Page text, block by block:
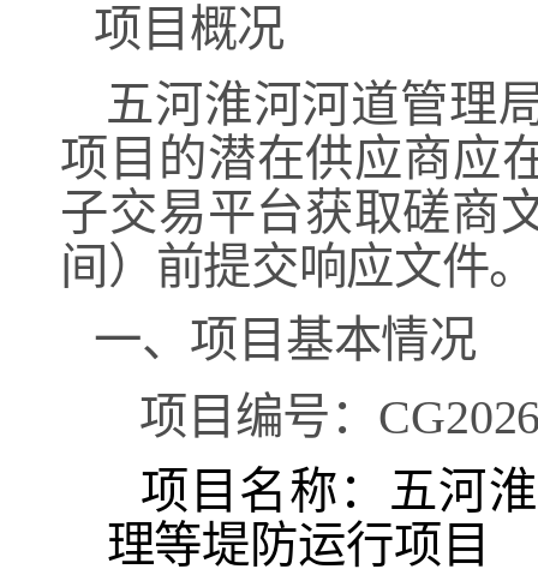
项目概况
五河淮河河道管理
项目 的潜在供应商应
子交易平台获取磋商
间）前提交响应文件。
一、项目基本情况
项目编号：
项目名称： 五河
理等堤防运行项目